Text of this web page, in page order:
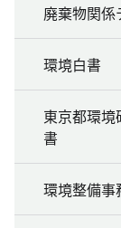
廃棄物関係
環境白書
東京都環
書
環境整備事